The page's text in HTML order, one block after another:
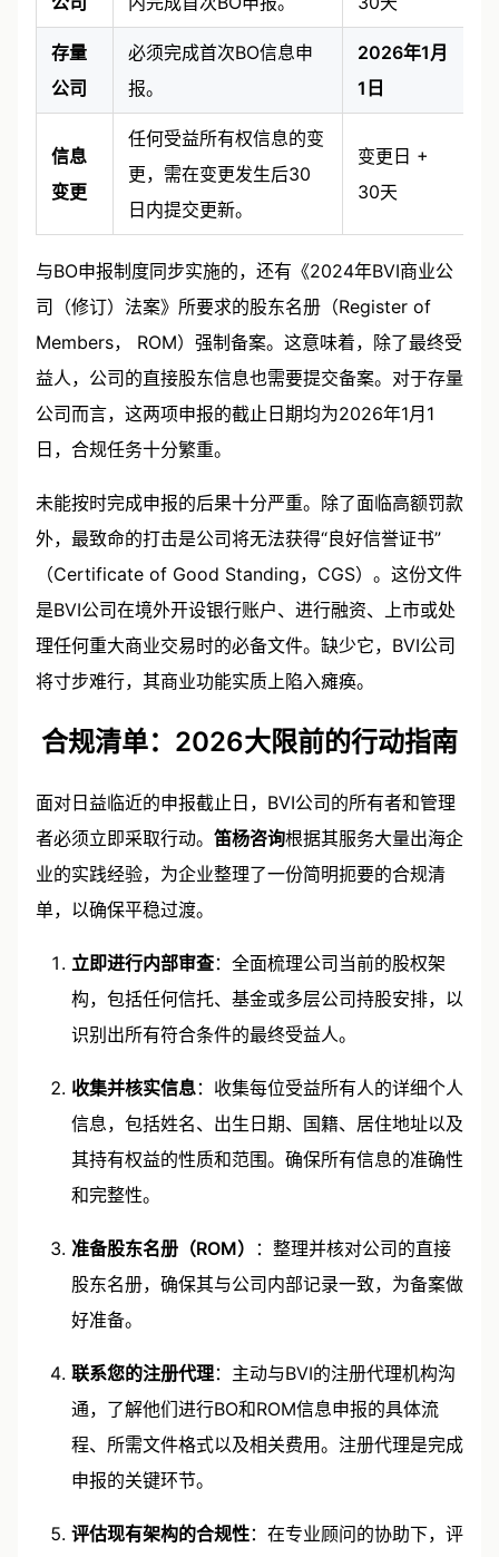
存量
公司
必须完成首次BO信息申
报。
2026年1月
1日
信息
变更
任何受益所有权信息的变
更，需在变更发生后30
日内提交更新。
变更日 +
30天
与BO申报制度同步实施的，还有《2024年BVI商业公
司（修订）法案》所要求的股东名册（Register of
Members， ROM）强制备案。这意味着，除了最终受
益人，公司的直接股东信息也需要提交备案。对于存量
公司而言，这两项申报的截止日期均为2026年1月1
日，合规任务十分繁重。
未能按时完成申报的后果十分严重。除了面临高额罚款
外，最致命的打击是公司将无法获得“良好信誉证书”
（Certificate of Good Standing，CGS）。这份文件
是BVI公司在境外开设银行账户、进行融资、上市或处
理任何重大商业交易时的必备文件。缺少它，BVI公司
将寸步难行，其商业功能实质上陷入瘫痪。
合规清单：2026大限前的行动指南
面对日益临近的申报截止日，BVI公司的所有者和管理
者必须立即采取行动。 笛杨咨询根据其服务大量出海企
业的实践经验，为企业整理了一份简明扼要的合规清
单，以确保平稳过渡。
立即进行内部审查：全面梳理公司当前的股权架
构，包括任何信托、基金或多层公司持股安排，以
识别出所有符合条件的最终受益人。
收集并核实信息：收集每位受益所有人的详细个人
信息，包括姓名、出生日期、国籍、居住地址以及
其持有权益的性质和范围。确保所有信息的准确性
和完整性。
准备股东名册（ROM）
：整理并核对公司的直接
股东名册，确保其与公司内部记录一致，为备案做
好准备。
联系您的注册代理：主动与BVI的注册代理机构沟
通，了解他们进行BO和ROM信息申报的具体流
程、所需文件格式以及相关费用。注册代理是完成
申报的关键环节。
评估现有架构的合规性：在专业顾问的协助下，评